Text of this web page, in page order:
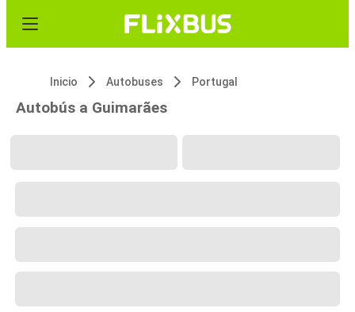
Inicio Autobuses Portugal
Autobús a Guimarães